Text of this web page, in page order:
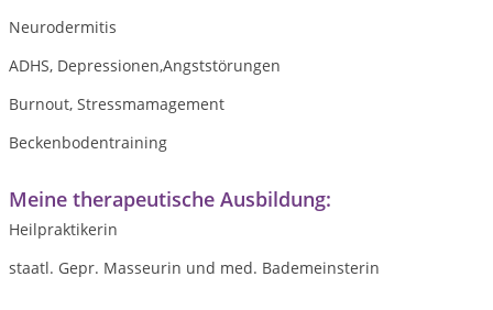
Neurodermitis
ADHS, Depressionen,Angststörungen
Burnout, Stressmamagement
Beckenbodentraining
Meine therapeutische Ausbildung:
Heilpraktikerin
staatl. Gepr. Masseurin und med. Bademeinsterin